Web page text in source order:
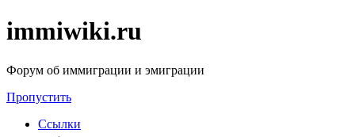
immiwiki.ru
Форум об иммиграции и эмиграции
Пропустить
Ссылки